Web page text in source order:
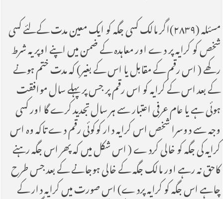
مسئلہ (۲۸۳۹)اگر مالک کسی جگہ کو ایک معین مدت کےلئے کسی
شخص کو کرایہ پر دے اور معاہدہ کے ضمن میں اپنے اوپر یہ شرط
رکھے ( اس رقم کے مقابل یا اس کے بغیر) کہ مدت ختم ہونے
کے بعد اس کے کرایہ کو اس رقم پر جس پر پہلے سال موافقت
ہوئی ہے یا عام عرفی اعتبار سے ہر سال تجدید کرے گا اور کسی
وجہ سے دوسرا شخص اس کرایہ دار کوکوئی رقم دے تاکہ وہ اس
کرایہ کی جگہ کو خالی کردے ( اس شکل میں کہ پھر اس جگہ رہنے
کاحق نہ رہے اور مالک جگہ کے خالی ہوجانے کے بعد جس طرح
چاہے اس جگہ کو کرایہ پردے) اس صورت میں کرایہ دار کے